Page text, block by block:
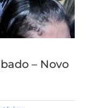
– Novo